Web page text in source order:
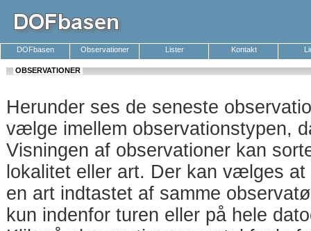
DOFbasen Observationer Lister Kontakt
OBSERVATIONER
Herunder ses de seneste
vælge imellem observationstypen,
Visningen af observationer kan
lokalitet eller art. Der kan vælges
en art indtastet af samme
kun indenfor turen eller på hele